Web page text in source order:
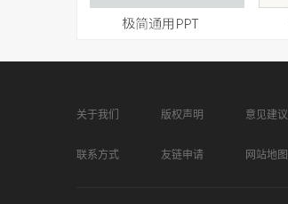
关于我们 版权声明 意见建议
联系方式 友链申请 网站地图